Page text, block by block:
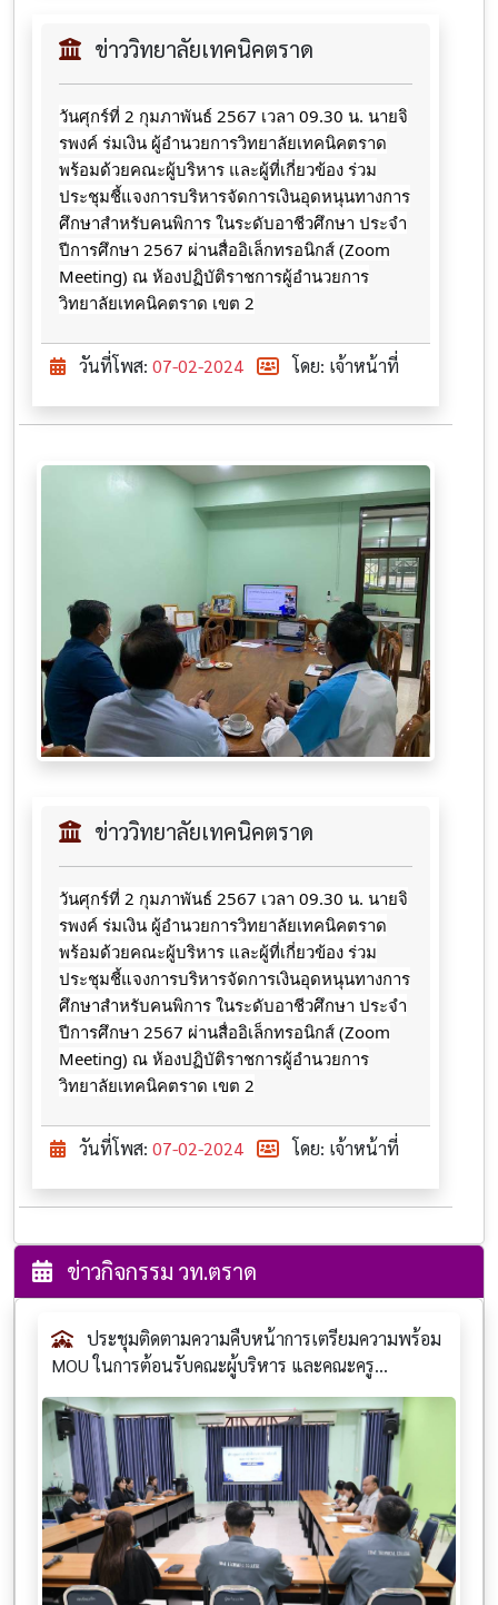
ข่าววิทยาลัยเทคนิคตราด
วันศุก​ร์ที่​ 2​ กุมภาพันธ์​ 2567​ เวลา​ 09.30​ น.​ นายจิ​
รพ​งค์​ ร​่​มเงิน​ ผู้​อ​ำ​น​ว​ยการ​วิทยาลัย​เทคนิค​ตราด​
พร้อม​ด้วย​คณะ​ผู้บริหาร​ และ​ผู้ที่เกี่ยวข้อง​ ร่วม
ประชุมชี้แจง​การ​บริหารจัดการเงินอุดหนุน​ทางการ
ศึกษ​าสำหรับ​คนพิการ​ ในระดับอาชีวศึกษา​ ประจำ​
ปีการศึกษา​ 2567​ ผ่านสื่ออิเล็กทรอนิกส์​ (Zoom
Meeting) ณ​ ห้อง​ปฏิบัติ​ราชการ​ผู้​อำนวยการ​
วิทยาลัย​เทคนิค​ตราด​ เขต​ 2
วันที่โพส: 07-02-2024 โดย: เจ้าหน้าที่
ข่าววิทยาลัยเทคนิคตราด
วันศุก​ร์ที่​ 2​ กุมภาพันธ์​ 2567​ เวลา​ 09.30​ น.​ นายจิ​
รพ​งค์​ ร​่​มเงิน​ ผู้​อ​ำ​น​ว​ยการ​วิทยาลัย​เทคนิค​ตราด​
พร้อม​ด้วย​คณะ​ผู้บริหาร​ และ​ผู้ที่เกี่ยวข้อง​ ร่วม
ประชุมชี้แจง​การ​บริหารจัดการเงินอุดหนุน​ทางการ
ศึกษ​าสำหรับ​คนพิการ​ ในระดับอาชีวศึกษา​ ประจำ​
ปีการศึกษา​ 2567​ ผ่านสื่ออิเล็กทรอนิกส์​ (Zoom
Meeting) ณ​ ห้อง​ปฏิบัติ​ราชการ​ผู้​อำนวยการ​
วิทยาลัย​เทคนิค​ตราด​ เขต​ 2
วันที่โพส: 07-02-2024 โดย: เจ้าหน้าที่
ข่าวกิจกรรม วท.ตราด
ประชุมติดตามความคืบหน้าการเตรียมความพร้อม
MOU ในการต้อนรับคณะผู้บริหาร และคณะครู...